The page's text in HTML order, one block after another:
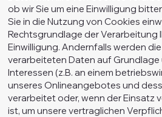
ob wir Sie um eine Einwilligung
Sie in die Nutzung von Cookies
Rechtsgrundlage der Verarbeitung
Einwilligung. Andernfalls werden
verarbeiteten Daten auf
Interessen (z.B. an einem
unseres Onlineangebotes und
verarbeitet oder, wenn der Einsatz
ist, um unsere vertraglichen